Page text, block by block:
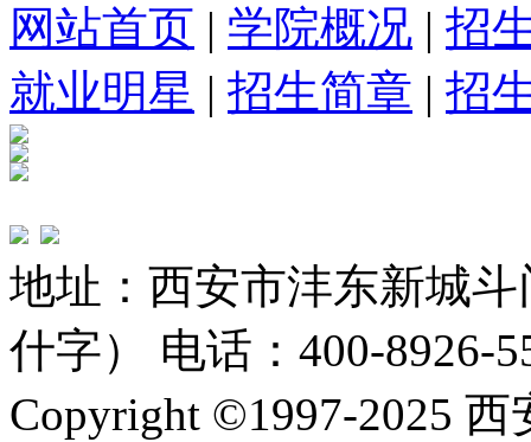
网站首页 | 学院概况 | 招
就业明星 | 招生简章 | 招
地址：西安市沣东新城
什字） 电话：400-8926-
Copyright ©1997-2025